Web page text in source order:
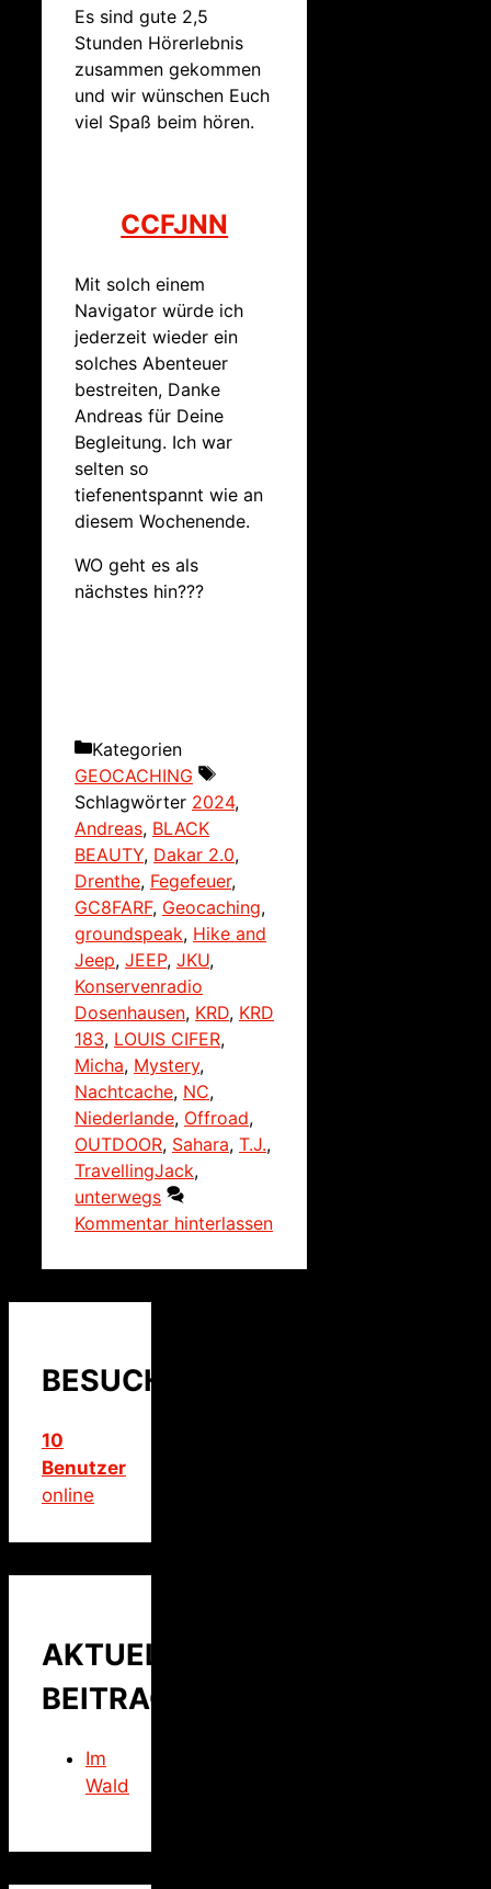
Es sind gute 2,5
Stunden Hörerlebnis
zusammen gekommen
und wir wünschen Euch
viel Spaß beim hören.
CCFJNN
Mit solch einem
Navigator würde ich
jederzeit wieder ein
solches Abenteuer
bestreiten, Danke
Andreas für Deine
Begleitung. Ich war
selten so
tiefenentspannt wie an
diesem Wochenende.
WO geht es als
nächstes hin???
Kategorien
GEOCACHING
Schlagwörter 2024,
Andreas, BLACK
BEAUTY, Dakar 2.0,
Drenthe, Fegefeuer,
GC8FARF, Geocaching,
groundspeak, Hike and
Jeep, JEEP, JKU,
Konservenradio
Dosenhausen, KRD, KRD
183, LOUIS CIFER,
Micha, Mystery,
Nachtcache, NC,
Niederlande, Offroad,
OUTDOOR, Sahara, T.J.,
TravellingJack,
unterwegs
Kommentar hinterlassen
BESUCHER
10
Benutzer
online
AKTUELLER
BEITRAG
Im
Wald